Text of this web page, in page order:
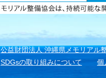
公益財団法人 沖縄県メモリアル
SDGsの取り組みについて
個